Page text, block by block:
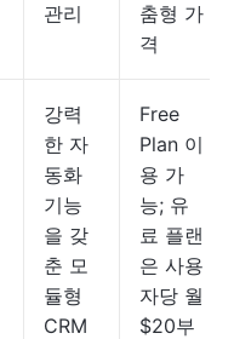
관리
춤형 가
격
강력
한 자
동화
기능
을 갖
춘 모
듈형
CRM
Free
Plan 이
용 가
능; 유
료 플랜
은 사용
자당 월
$20부